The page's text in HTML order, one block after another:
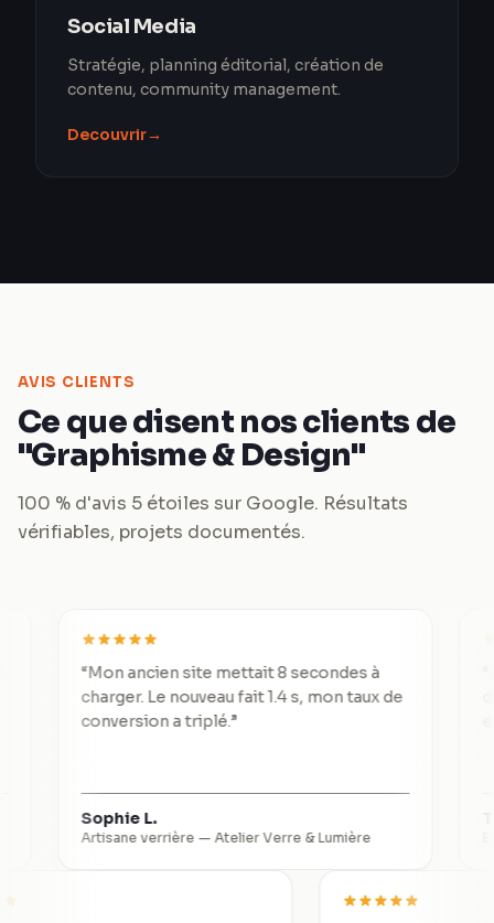
Social Media
Stratégie, planning éditorial, création de
contenu, community management.
Decouvrir→
AVIS CLIENTS
Ce que disent nos clients de
"Graphisme & Design"
100 % d'avis 5 étoiles sur Google. Résultats
vérifiables, projets documentés.
Mon ancien site mettait 8 secondes à
charger. Le nouveau fait 1.4 s, mon taux de
conversion a triplé. ”
Sophie L.
Artisane verrière—Atelier Verre & Lumière